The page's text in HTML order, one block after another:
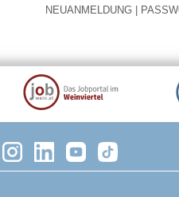
NEUANMELDUNG